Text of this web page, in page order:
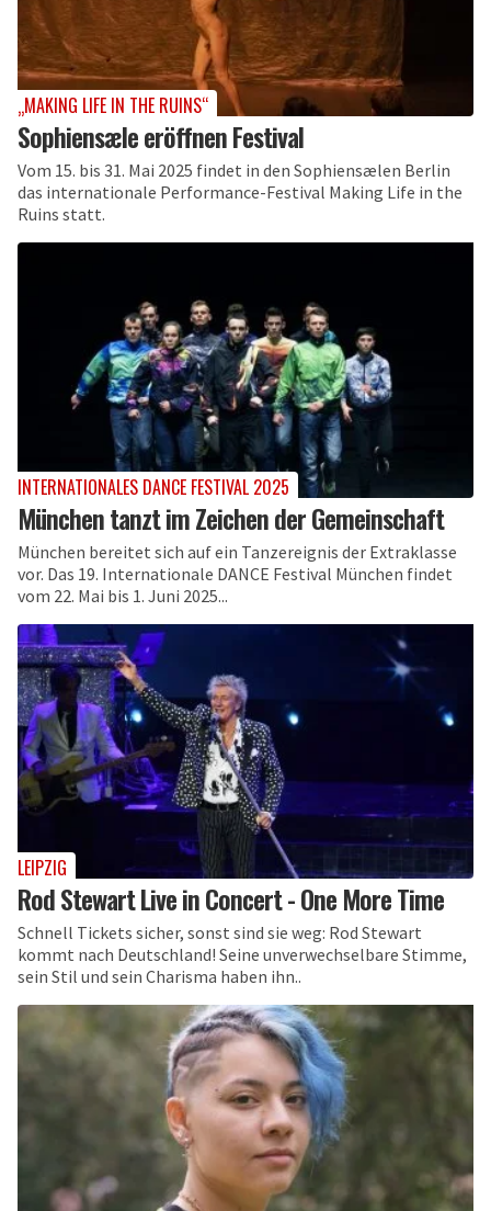
„MAKING LIFE IN THE RUINS“
Sophiensæle eröffnen Festival
Vom 15. bis 31. Mai 2025 findet in den Sophiensælen Berlin
das internationale Performance-Festival Making Life in the
Ruins statt.
INTERNATIONALES DANCE FESTIVAL 2025
München tanzt im Zeichen der Gemeinschaft
München bereitet sich auf ein Tanzereignis der Extraklasse
vor. Das 19. Internationale DANCE Festival München findet
vom 22. Mai bis 1. Juni 2025...
LEIPZIG
Rod Stewart Live in Concert - One More Time
Schnell Tickets sicher, sonst sind sie weg: Rod Stewart
kommt nach Deutschland! Seine unverwechselbare Stimme,
sein Stil und sein Charisma haben ihn..